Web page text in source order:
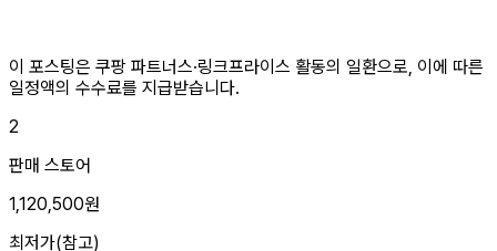
이 포스팅은 쿠팡 파트너스·링크프라이스 활동의 일환으로, 이에 따른
일정액의 수수료를 지급받습니다.
2
판매 스토어
1,120,500원
최저가(참고)